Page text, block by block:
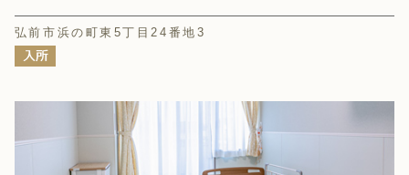
弘前市浜の町東5丁目24番地3